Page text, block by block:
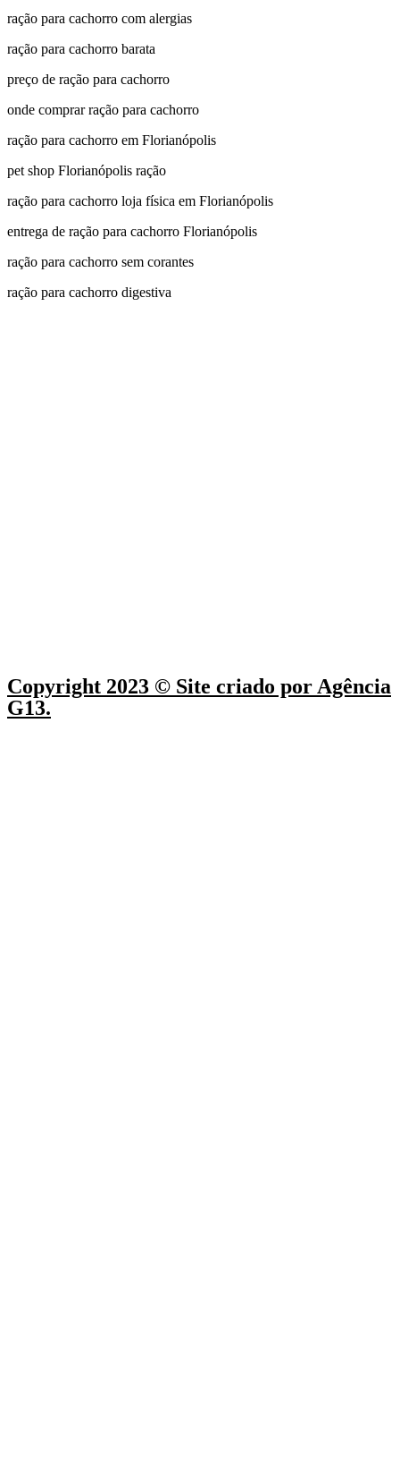
ração para cachorro com alergias
ração para cachorro barata
preço de ração para cachorro
onde comprar ração para cachorro
ração para cachorro em Florianópolis
pet shop Florianópolis ração
ração para cachorro loja física em Florianópolis
entrega de ração para cachorro Florianópolis
ração para cachorro sem corantes
ração para cachorro digestiva
Copyright 2023 © Site criado por Agência
G13.